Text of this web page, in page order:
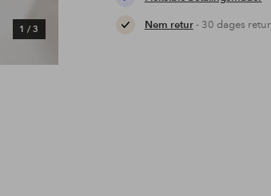
1 / 3 Nem retur- 30 dages